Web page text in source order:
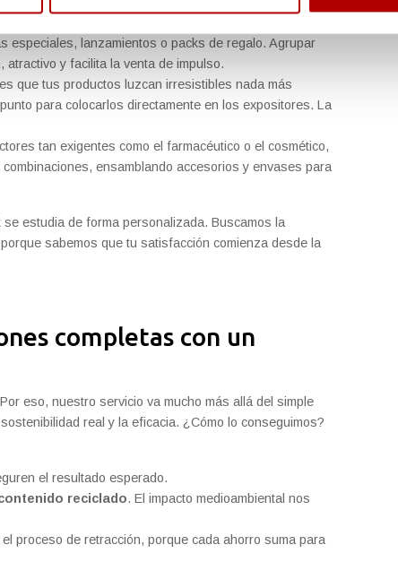
especiales, lanzamientos o packs de regalo. Agrupar
y facilita la venta de impulso.
que tus productos luzcan irresistibles nada más
para colocarlos directamente en los expositores. La
tan exigentes como el farmacéutico o el cosmético,
ensamblando accesorios y envases para
estudia de forma personalizada. Buscamos la
sabemos que tu satisfacción comienza desde la
completas con un
eso, nuestro servicio va mucho más allá del simple
real y la eficacia. ¿Cómo lo conseguimos?
el resultado esperado.
reciclado. El impacto medioambiental nos
proceso de retracción, porque cada ahorro suma para